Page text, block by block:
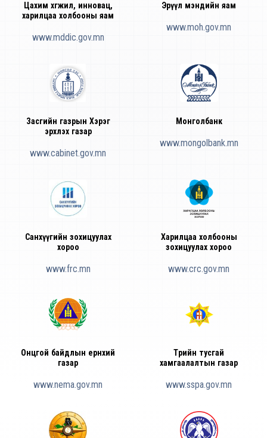
Цахим хөгжил, инновац,
харилцаа холбооны яам
www.mddic.gov.mn
Эрүүл мэндийн яам
www.moh.gov.mn
Засгийн газрын Хэрэг
эрхлэх газар
www.cabinet.gov.mn
Монголбанк
www.mongolbank.mn
Санхүүгийн зохицуулах
хороо
www.frc.mn
Харилцаа холбооны
зохицуулах хороо
www.crc.gov.mn
Онцгой байдлын ерөнхий
газар
www.nema.gov.mn
Төрийн тусгай
хамгаалалтын газар
www.sspa.gov.mn